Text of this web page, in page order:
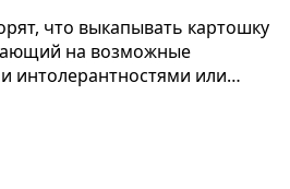
что выкапывать картошку
на возможные
или